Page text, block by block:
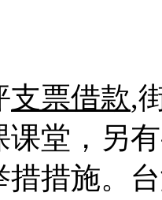
支票借款,
课堂，另
措措施。